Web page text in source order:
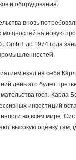
и оборудования.
вновь
мощностей на новую
до 1974 года
взял на себя
день это будет
госп. Карла
инвестиций
во всём мире.
высокую оценку там,